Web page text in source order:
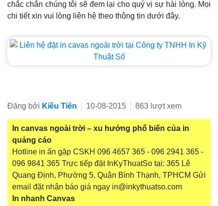
chắc chắn chúng tôi sẽ đem lại cho quý vị sự hài lòng. Mọi
chi tiết xin vui lòng liên hệ theo thông tin dưới đây.
Đăng bởi Kiều Tiên 10-08-2015 863 lượt xem
In canvas ngoài trời – xu hướng phổ biến của in
quảng cáo
Hotline in ấn gặp CSKH 096 4657 365 - 096 2941 365 -
096 9841 365 Trực tiếp đặt InKyThuatSo tại: 365 Lê
Quang Định, Phường 5, Quận Bình Thạnh, TPHCM Gửi
email đặt nhận báo giá ngay in@inkythuatso.com
In nhanh Canvas